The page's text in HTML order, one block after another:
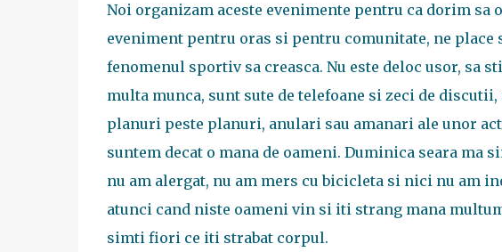
Noi organizam aceste evenimente pentru ca dorim sa
eveniment pentru oras si pentru comunitate, ne
fenomenul sportiv sa creasca. Nu este deloc usor, sa
multa munca, sunt sute de telefoane si zeci de
planuri peste planuri, anulari sau amanari ale unor
suntem decat o mana de oameni. Duminica seara ma
nu am alergat, nu am mers cu bicicleta si nici nu am
atunci cand niste oameni vin si iti strang mana
simti fiori ce iti strabat corpul.